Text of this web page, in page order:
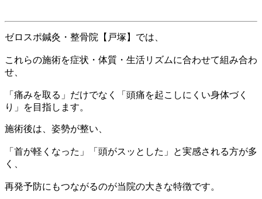
ゼロスポ鍼灸・整骨院【戸塚】では、
これらの施術を症状・体質・生活リズムに合わせて組み合わ
せ、
「痛みを取る」だけでなく「頭痛を起こしにくい身体づく
り」を目指します。
施術後は、姿勢が整い、
「首が軽くなった」「頭がスッとした」と実感される方が多
く、
再発予防にもつながるのが当院の大きな特徴です。